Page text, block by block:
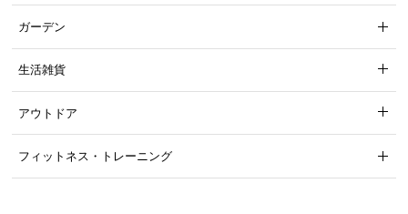
ガーデン
生活雑貨
アウトドア
フィットネス・トレーニング